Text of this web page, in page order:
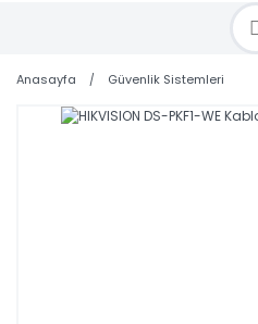
TOPTAN FİYAT ALMAK İÇİN
SİPARİŞLERİNİZİ AYNI GÜN
Anasayfa Güvenlik Sistemleri